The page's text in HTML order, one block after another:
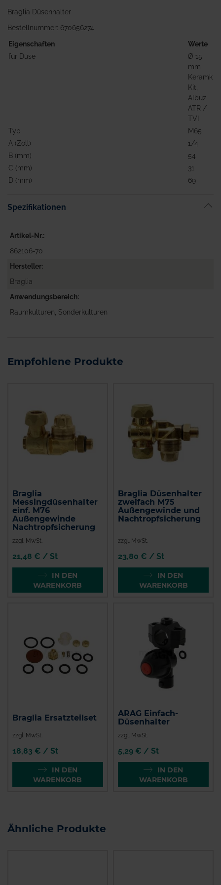
Braglia Düsenhalter
Bestellnummer: 670656274
Eigenschaften
Werte
für Düse
Ø 15
mm
Keramk
Kit,
Albuz
ATR /
TVI
Typ
M65
A (Zoll)
1/4
B (mm)
54
C (mm)
31
D (mm)
69
Spezifikationen
Artikel-Nr.
862106-70
Hersteller
Braglia
Anwendungsbereich
Raumkulturen, Sonderkulturen
Empfohlene Produkte
Braglia
Messingdüsenhalter
einf. M76
Außengewinde
Nachtropfsicherung
zzgl. MwSt.
21,48 € / St
IN DEN
WARENKORB
Braglia Düsenhalter
zweifach M75
Außengewinde und
Nachtropfsicherung
zzgl. MwSt.
23,80 € / St
IN DEN
WARENKORB
Braglia Ersatzteilset
zzgl. MwSt.
18,83 € / St
IN DEN
WARENKORB
ARAG Einfach-
Düsenhalter
zzgl. MwSt.
5,29 € / St
IN DEN
WARENKORB
Ähnliche Produkte